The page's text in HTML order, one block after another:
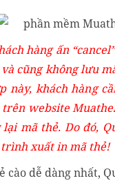
hàng ấn
cũng không lưu
này, khách hàng
website
mã thẻ. Do đó,
xuất in mã thẻ!
cào dễ dàng nhất,